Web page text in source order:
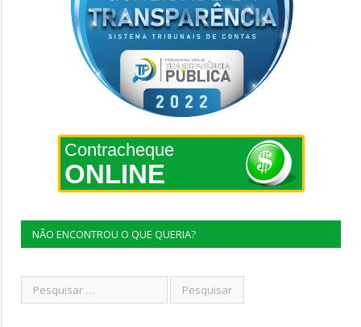
Contracheque
ONLINE
NÃO ENCONTROU O QUE QUERIA?